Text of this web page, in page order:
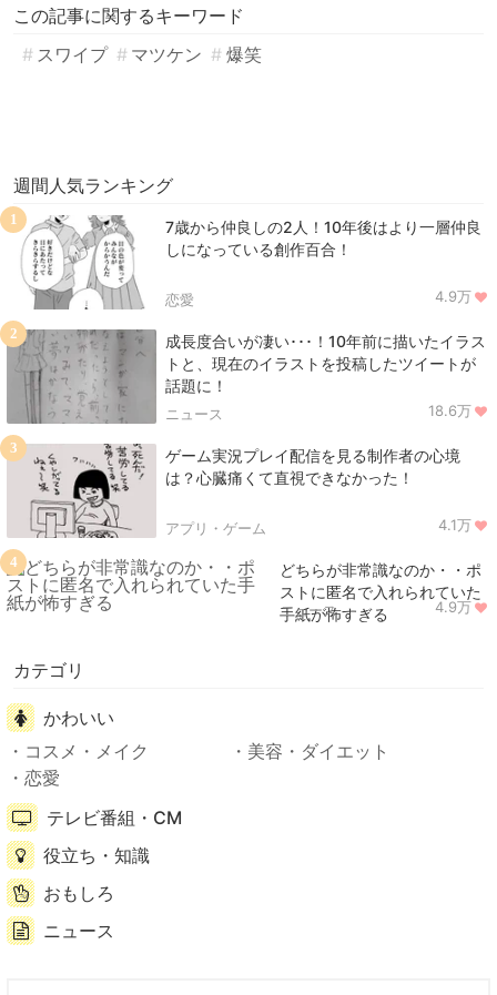
この記事に関するキーワード
スワイプ
マツケン 爆笑
週間人気ランキング
7歳から仲良しの2人！10年後はより一層仲良
しになっている創作百合！
恋愛 4.9万
1
成長度合いが凄い･･･！10年前に描いたイラス
トと、現在のイラストを投稿したツイートが
話題に！
ニュース 18.6万
2
ゲーム実況プレイ配信を見る制作者の心境
は？心臓痛くて直視できなかった！
アプリ・ゲーム 4.1万
3
どちらが非常識なのか・・ポ
ストに匿名で入れられていた
手紙が怖すぎる
ニュース 4.9万
4
カテゴリ
かわいい
コスメ・メイク
美容・ダイエット
恋愛
テレビ番組・CM
役立ち・知識
おもしろ
ニュース